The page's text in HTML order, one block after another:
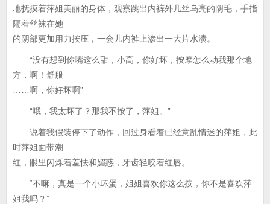
地抚摸着萍姐美丽的身体，观察跳出内裤外几丝乌亮的阴毛，手指
隔着丝袜在她
的阴部更加用力按压，一会儿内裤上渗出一大片水渍。
“没有想到你嘴这么甜，小高，你好坏，按摩怎么动我那个地
方，啊！舒服
……啊，你好坏啊”
“哦，我太坏了？那我不按了，萍姐。”
说着我假装停下了动作，回过身看着已经意乱情迷的萍姐，此
时萍姐面带潮
红，眼里闪烁着羞怯和媚惑，牙齿轻咬着红唇。
“不嘛，真是一个小坏蛋，姐姐喜欢你这么按，你不是喜欢萍
姐我吗？”